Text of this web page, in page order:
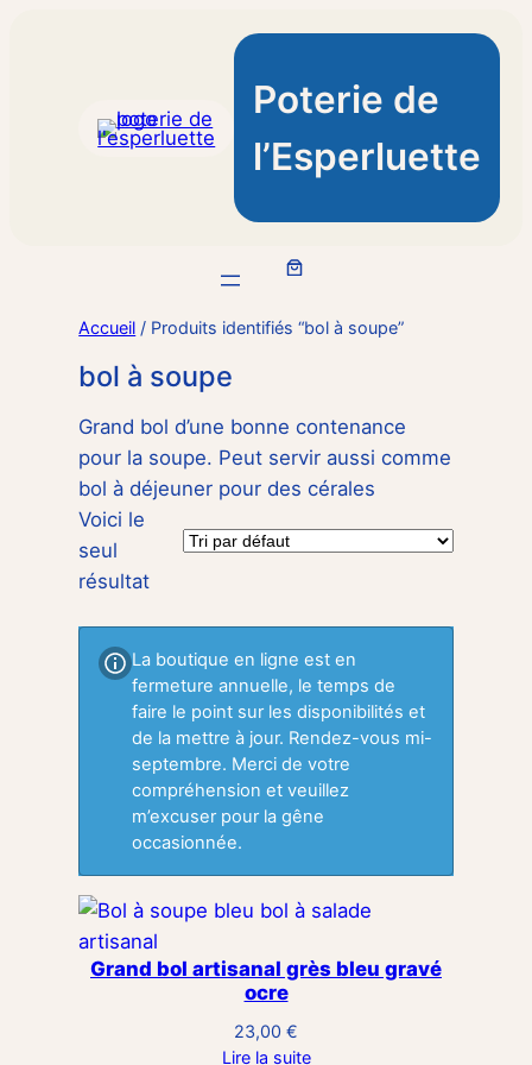
Poterie de
l’Esperluette
Accueil / Produits identifiés “bol à soupe”
bol à soupe
Grand bol d’une bonne contenance
pour la soupe. Peut servir aussi comme
bol à déjeuner pour des cérales
Voici le
seul
résultat
La boutique en ligne est en
fermeture annuelle, le temps de
faire le point sur les disponibilités et
de la mettre à jour. Rendez-vous mi-
septembre. Merci de votre
compréhension et veuillez
m’excuser pour la gêne
occasionnée.
Grand bol artisanal grès bleu gravé
ocre
23,00 €
Lire la suite